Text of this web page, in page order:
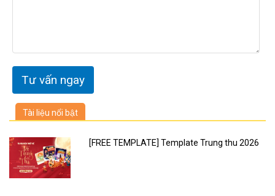
Tài liệu nổi bật
[FREE TEMPLATE] Template Trung thu 2026